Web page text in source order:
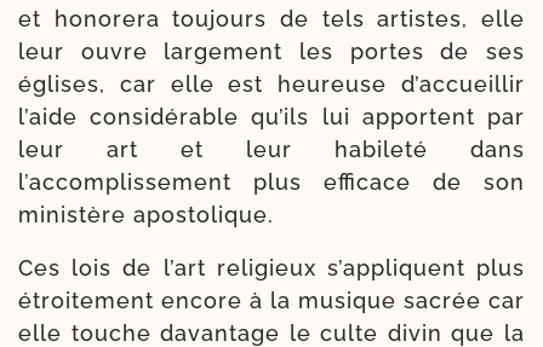
et hono­re­ra tou­jours de tels artistes, elle
leur ouvre lar­ge­ment les portes de ses
églises, car elle est heu­reuse d’accueillir
l’aide consi­dé­rable qu’ils lui apportent par
leur art et leur habi­le­té dans
l’accomplissement plus effi­cace de son
minis­tère apostolique.
Ces lois de l’art reli­gieux s’appliquent plus
étroi­te­ment encore à la musique sacrée car
elle touche davan­tage le culte divin que la